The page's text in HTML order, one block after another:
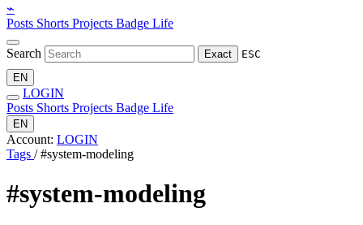
⌁
Posts Shorts Projects Badge Life
Search Exact
ESC
EN
LOGIN
Posts Shorts Projects Badge Life
EN
Account: LOGIN
Tags / #system-modeling
#system-modeling